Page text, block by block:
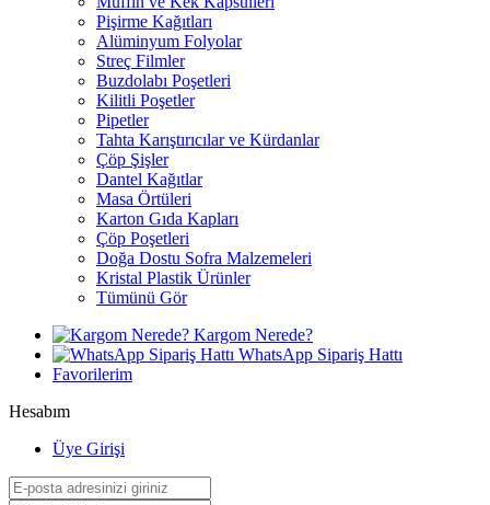
Pişirme Kağıtları
Alüminyum Folyolar
Streç Filmler
Buzdolabı Poşetleri
Kilitli Poşetler
Pipetler
Tahta Karıştırıcılar ve Kürdanlar
Çöp Şişler
Dantel Kağıtlar
Masa Örtüleri
Karton Gıda Kapları
Çöp Poşetleri
Doğa Dostu Sofra Malzemeleri
Kristal Plastik Ürünler
Tümünü Gör
Kargom Nerede?
WhatsApp Sipariş Hattı
Favorilerim
Hesabım
Üye Girişi